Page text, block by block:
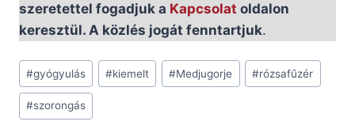
szeretettel fogadjuk a Kapcsolat oldalon
keresztül. A közlés jogát fenntartjuk.
Post
Tags:
#gyógyulás #kiemelt #Medjugorje #rózsafűzér
#szorongás